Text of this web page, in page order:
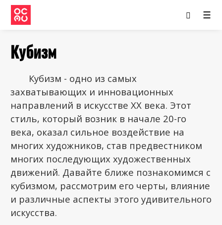
☰
Кубизм
Кубизм - одно из самых
захватывающих и инновационных
направлений в искусстве XX века. Этот
стиль, который возник в начале 20-го
века, оказал сильное воздействие на
многих художников, став предвестником
многих последующих художественных
движений. Давайте ближе познакомимся с
кубизмом, рассмотрим его черты, влияние
и различные аспекты этого удивительного
искусства.